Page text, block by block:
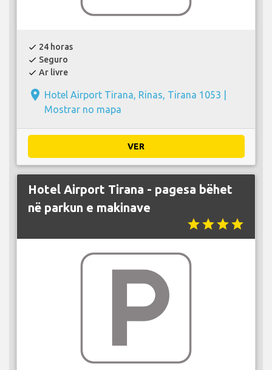
check 24 horas
check Seguro
check Ar livre
place Hotel Airport Tirana, Rinas, Tirana 1053 |
Mostrar no mapa
VER
Hotel Airport Tirana - pagesa bëhet
në parkun e makinave
starstarstarstar